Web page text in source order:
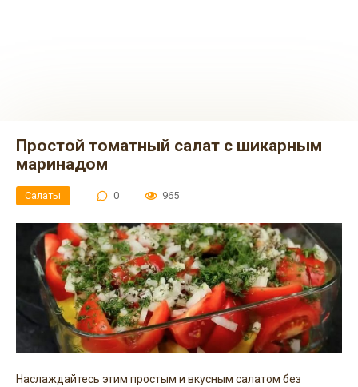
Простой томатный салат с шикарным
маринадом
Салаты 0 965
Наслаждайтесь этим простым и вкусным салатом без